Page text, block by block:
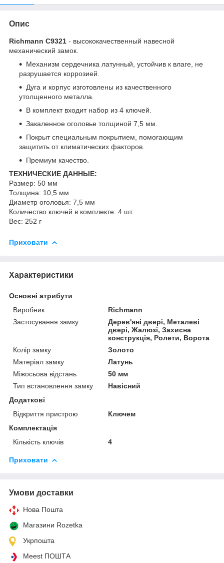
Опис
Richmann C9321 - высококачественный навесной
механический замок.
Механизм сердечника латунный, устойчив к влаге, не
разрушается коррозией.
Дуга и корпус изготовлены из качественного
утолщенного металла.
В комплект входит набор из 4 ключей.
Закаленное оголовье толщиной 7,5 мм.
Покрыт специальным покрытием, помогающим
защитить от климатических факторов.
Премиум качество.
ТЕХНИЧЕСКИЕ ДАННЫЕ:
Размер: 50 мм
Толщина: 10,5 мм
Диаметр оголовья: 7,5 мм
Количество ключей в комплекте: 4 шт.
Вес: 252 г
Приховати
Характеристики
Основні атрибути
Виробник
Richmann
Застосування замку
Дерев'яні двері, Металеві
двері, Жалюзі, Захисна
конструкція, Ролети, Ворота
Колір замку
Золото
Матеріал замку
Латунь
Міжосьова відстань
50 мм
Тип встановлення замку
Навісний
Додаткові
Відкриття пристрою
Ключем
Комплектація
Кількість ключів
4
Приховати
Умови доставки
Нова Пошта
Магазини Rozetka
Укрпошта
Meest ПОШТА